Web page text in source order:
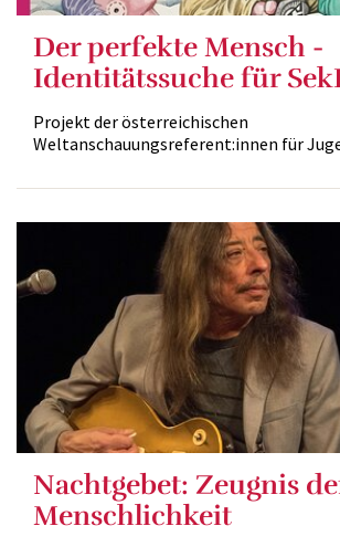
Der perfekte Mensch -
Identitätssuche für
Projekt der österreichischen
Weltanschauungsreferent:innen für
Nachtgebet: Zeugnis
Menschlichkeit